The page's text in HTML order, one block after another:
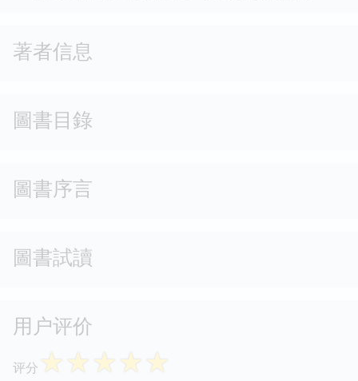
著者信息
圖書目錄
圖書序言
圖書試讀
用户评价
评分 ☆☆☆☆☆